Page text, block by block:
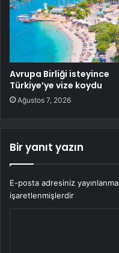
Avrupa Birliği isteyince
Türkiye’ye vize koydu
Ağustos 7, 2026
Bir yanıt yazın
E-posta adresiniz
işaretlenmişlerdir